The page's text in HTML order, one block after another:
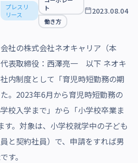
プレスリ
リース
ト
働き方
2023.08.04
社の株式会社ネオキャリア（本
表取締役：西澤亮一 以下 ネオキ
内制度として「育児時短勤務の期
。2023年6月から育児時短勤務の
校入学まで」から「小学校卒業ま
す。対象は、小学校就学中の子ども
と契約社員）で、申請をすれば男
す。